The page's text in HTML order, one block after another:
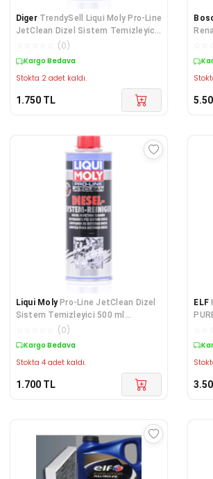
Diger TrendySell Liqui Moly Pro-Line
JetClean Dizel Sistem Temizleyici
(0)
Kargo Bedava
Stokta 2 adet kaldı.
1.750 TL
Liqui Moly Pro-Line JetClean Dizel
Sistem Temizleyici 500 ml
(0)
Kargo Bedava
Stokta 4 adet kaldı.
1.700 TL
ELF
YAG